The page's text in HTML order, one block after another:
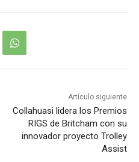
Artículo siguiente
Collahuasi lidera los Premios
RIGS de Britcham con su
innovador proyecto Trolley
Assist